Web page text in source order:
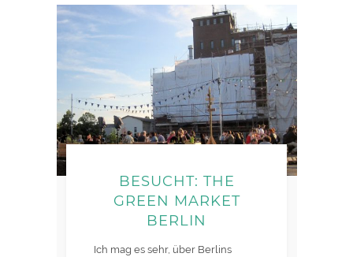
BESUCHT: THE
GREEN MARKET
BERLIN
Ich mag es sehr, über Berlins